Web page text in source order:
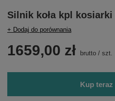
Silnik koła kpl
+ Dodaj do porównania
1659,00 zł brutto / szt.
Kup teraz